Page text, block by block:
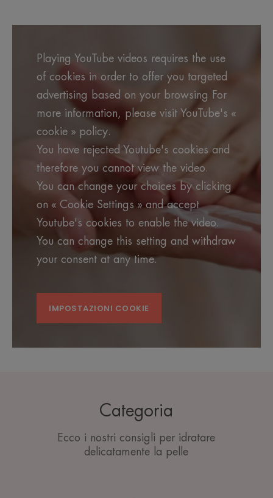
Playing YouTube videos requires the use
of cookies in order to offer you targeted
advertising based on your browsing For
more information, please visit YouTube's «
cookie » policy.
You have rejected Youtube's cookies and
therefore you cannot view the video.
You can change your choices by clicking
on « Cookie Settings » and accept
Youtube's cookies to enable the video.
You can change this setting and withdraw
your consent at any time.
IMPOSTAZIONI COOKIE
Categoria
Ecco i nostri consigli per idratare
delicatamente la pelle